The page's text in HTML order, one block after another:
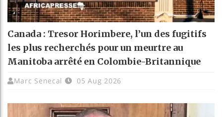
Canada : Tresor Horimbere, l’un des fugitifs
les plus recherchés pour un meurtre au
Manitoba arrêté en Colombie-Britannique
Marc Senecal 05 Aug 2026